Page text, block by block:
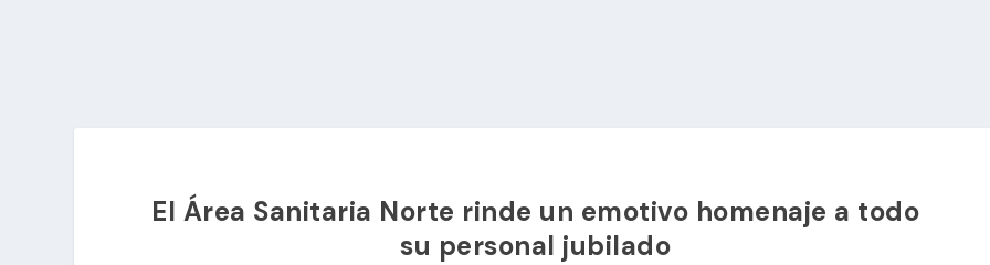
El Área Sanitaria Norte rinde un emotivo homenaje a todo
su personal jubilado